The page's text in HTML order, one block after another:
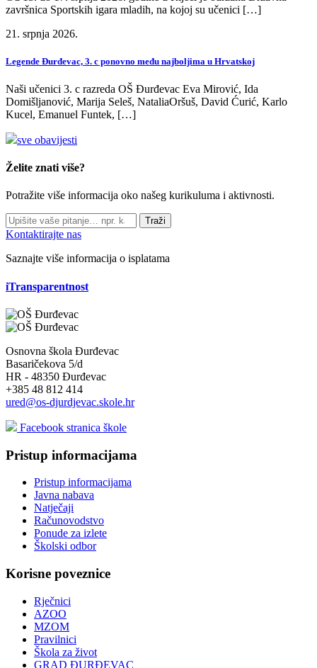
završnica Sportskih igara mladih, na kojoj su učenici […]
21. srpnja 2026.
Legende Đurđevac, 3. c ponovno među najboljima u Hrvatskoj
Naši učenici 3. c razreda OŠ Đurđevac Eva Mirović, Ida
Domišljanović, Marija Seleš, NataliaOršuš, David Ćurić, Karlo
Kucel, Emanuel Funtek, […]
sve obavijesti
Želite znati više?
Potražite više informacija oko našeg kurikuluma i aktivnosti.
Traži
Kontaktirajte nas
Saznajte više informacija o isplatama
iTransparentnost
Osnovna škola Đurđevac
Basaričekova 5/d
HR - 48350 Đurđevac
+385 48 812 414
ured@os-djurdjevac.skole.hr
Facebook stranica škole
Pristup informacijama
Pristup informacijama
Javna nabava
Natječaji
Računovodstvo
Ponude za izlete
Školski odbor
Korisne poveznice
Rječnici
AZOO
MZOM
Pravilnici
Škola za život
GRAD ĐURĐEVAC